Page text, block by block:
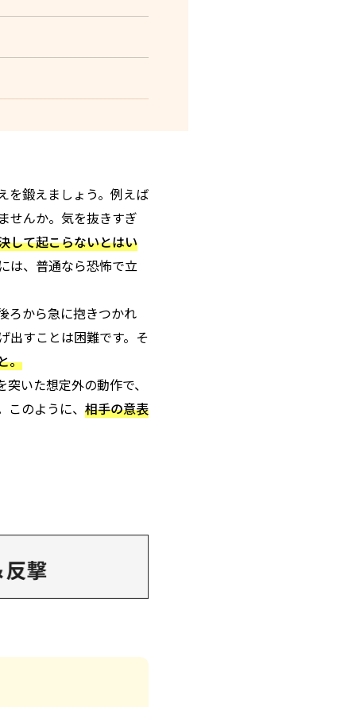
を鍛えましょう。例えば
せんか。気を抜きすぎ
して起こらないとはい
は、普通なら恐怖で立
ろから急に抱きつかれ
出すことは困難です。そ
。
いた想定外の動作で、
のように、 相手の意表